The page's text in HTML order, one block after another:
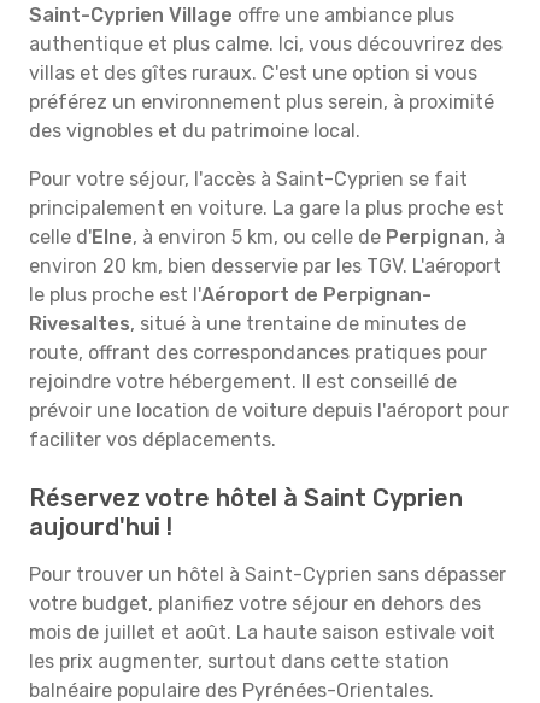
Saint-Cyprien Village offre une ambiance plus
authentique et plus calme. Ici, vous découvrirez des
villas et des gîtes ruraux. C'est une option si vous
préférez un environnement plus serein, à proximité
des vignobles et du patrimoine local.
Pour votre séjour, l'accès à Saint-Cyprien se fait
principalement en voiture. La gare la plus proche est
celle d'Elne, à environ 5 km, ou celle de Perpignan, à
environ 20 km, bien desservie par les TGV. L'aéroport
le plus proche est l'Aéroport de Perpignan-
Rivesaltes, situé à une trentaine de minutes de
route, offrant des correspondances pratiques pour
rejoindre votre hébergement. Il est conseillé de
prévoir une location de voiture depuis l'aéroport pour
faciliter vos déplacements.
Réservez votre hôtel à Saint Cyprien
aujourd'hui !
Pour trouver un hôtel à Saint-Cyprien sans dépasser
votre budget, planifiez votre séjour en dehors des
mois de juillet et août. La haute saison estivale voit
les prix augmenter, surtout dans cette station
balnéaire populaire des Pyrénées-Orientales.